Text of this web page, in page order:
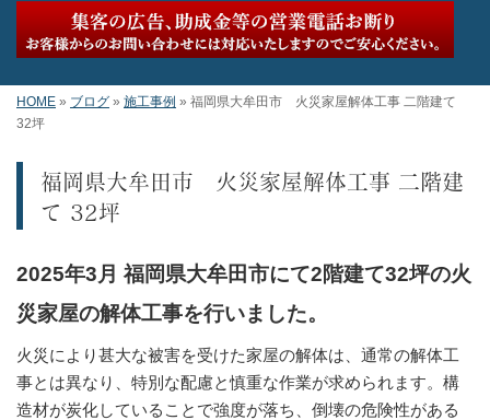
HOME » ブログ » 施工事例 » 福岡県大牟田市 火災家屋解体工事 二階建て
32坪
福岡県大牟田市 火災家屋解体工事 二階建
て 32坪
2025年3月 福岡県大牟田市にて2階建て32坪の火
災家屋の解体工事を行いました。
火災により甚大な被害を受けた家屋の解体は、通常の解体工
事とは異なり、特別な配慮と慎重な作業が求められます。構
造材が炭化していることで強度が落ち、倒壊の危険性がある